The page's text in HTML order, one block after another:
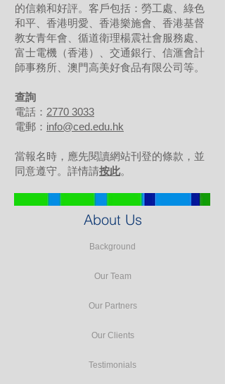
的信賴和好評。客戶包括：勞工處、綠色
和平、香港明愛、香港樂施會、香港基督
教女青年會、循道衛理楊震社會服務處、
富士電機（香港）、交通銀行、信滙會計
師事務所、澳門高美好食品有限公司等。
查詢
電話： 2770 3033
電郵： info@ced.edu.hk
當報名時，應先閱讀網站刊登的條款，並
同意遵守。詳情請按此。
About Us
Background
Our Team
Our Partners
Our Clients
Testimonials